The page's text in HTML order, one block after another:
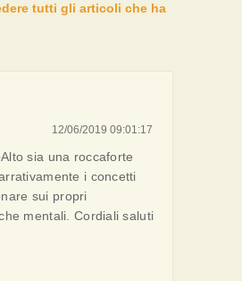
tutti gli articoli che ha
12/06/2019 09:01:17
sia una roccaforte
i concetti
sui propri
mentali. Cordiali saluti